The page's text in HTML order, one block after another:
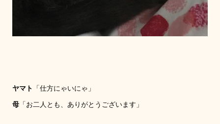
ヤマト 「仕方にゃいにゃ」
母「お二人とも、ありがとうございます」